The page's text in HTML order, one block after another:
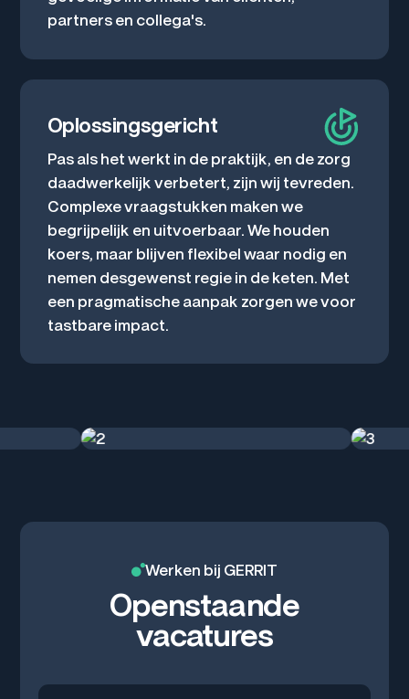
partners en collega's.
Oplossingsgericht
Pas als het werkt in de praktijk, en de zorg
daadwerkelijk verbetert, zijn wij tevreden.
Complexe vraagstukken maken we
begrijpelijk en uitvoerbaar. We houden
koers, maar blijven flexibel waar nodig en
nemen desgewenst regie in de keten. Met
een pragmatische aanpak zorgen we voor
tastbare impact.
Werken bij GERRIT
Openstaande
vacatures